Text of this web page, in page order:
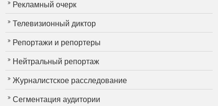
Рекламный очерк
Телевизионный диктор
Репортажи и репортеры
Нейтральный репортаж
Журналистское расследование
Сегментация аудитории